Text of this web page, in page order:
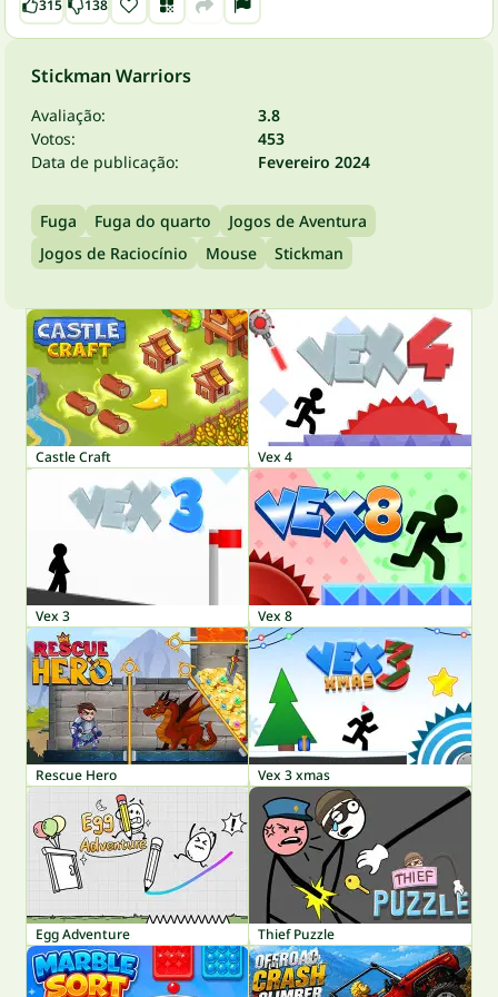
315 138
Stickman Warriors
Avaliação:
3.8
Votos:
453
Data de publicação:
Fevereiro 2024
Fuga Fuga do quarto
Jogos de Aventura
Jogos de Raciocínio
Mouse Stickman
Castle Craft Vex 4
Vex 3 Vex 8
Rescue Hero Vex 3 xmas
Egg Adventure Thief Puzzle